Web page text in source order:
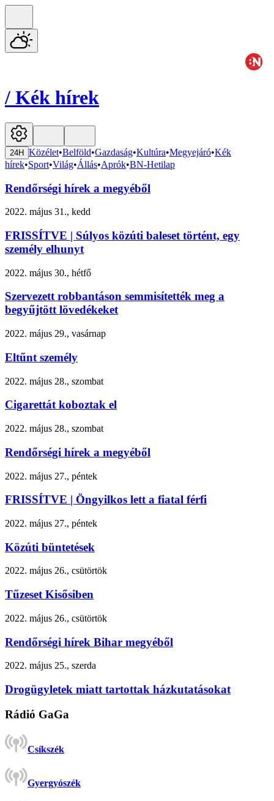
/ Kék hírek
24H Közélet•Belföld•Gazdaság•Kultúra•Megyejáró•Kék
hírek•Sport•Világ•Állás•Aprók•BN-Hetilap
Rendőrségi hírek a megyéből
2022. május 31., kedd
FRISSÍTVE | Súlyos közúti baleset történt, egy
személy elhunyt
2022. május 30., hétfő
Szervezett robbantáson semmisítették meg a
begyűjtött lövedékeket
2022. május 29., vasárnap
Eltűnt személy
2022. május 28., szombat
Cigarettát koboztak el
2022. május 28., szombat
Rendőrségi hírek a megyéből
2022. május 27., péntek
FRISSÍTVE | Öngyilkos lett a fiatal férfi
2022. május 27., péntek
Közúti büntetések
2022. május 26., csütörtök
Tűzeset Kisősiben
2022. május 26., csütörtök
Rendőrségi hírek Bihar megyéből
2022. május 25., szerda
Drogügyletek miatt tartottak házkutatásokat
Rádió GaGa
Csíkszék
Gyergyószék